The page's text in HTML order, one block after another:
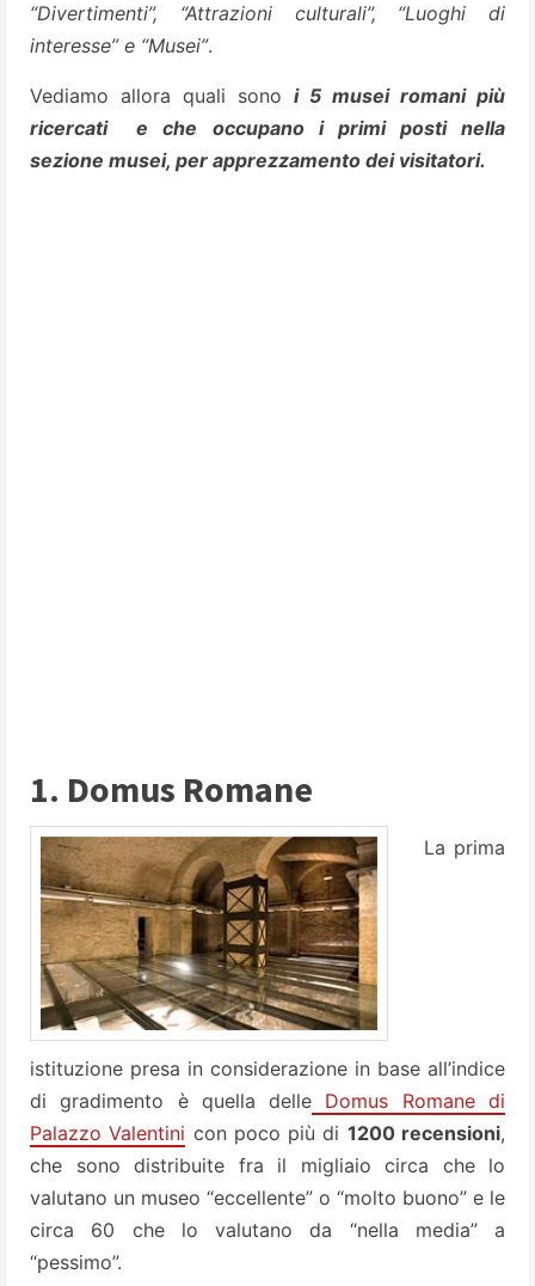
“Divertimenti”, “Attrazioni culturali”, “Luoghi di
interesse” e “Musei”.
Vediamo allora quali sono i 5 musei romani più
ricercati e che occupano i primi posti nella
sezione musei, per apprezzamento dei visitatori.
1. Domus Romane
La prima
istituzione presa in considerazione in base all’indice
di gradimento è quella delle Domus Romane di
Palazzo Valentini con poco più di 1200 recensioni,
che sono distribuite fra il migliaio circa che lo
valutano un museo “eccellente” o “molto buono” e le
circa 60 che lo valutano da “nella media” a
“pessimo”.